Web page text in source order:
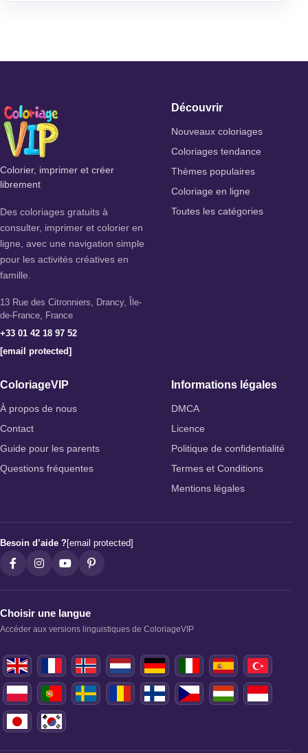
Colorier, imprimer et créer
librement
Des coloriages gratuits à
consulter, imprimer et colorier en
ligne, avec une navigation simple
pour les activités créatives en
famille.
13 Rue des Citronniers, Drancy, Île-
de-France, France
+33 01 42 18 97 52
[email protected]
Découvrir
Nouveaux coloriages
Coloriages tendance
Thèmes populaires
Coloriage en ligne
Toutes les catégories
ColoriageVIP
À propos de nous
Contact
Guide pour les parents
Questions fréquentes
Informations légales
DMCA
Licence
Politique de confidentialité
Termes et Conditions
Mentions légales
Besoin d’aide ?[email protected]
Choisir une langue
Accéder aux versions linguistiques de ColoriageVIP